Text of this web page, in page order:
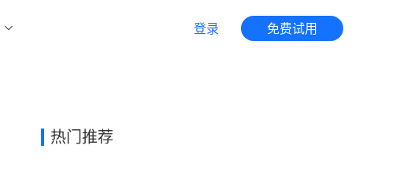
登录 免费试用
热门推荐